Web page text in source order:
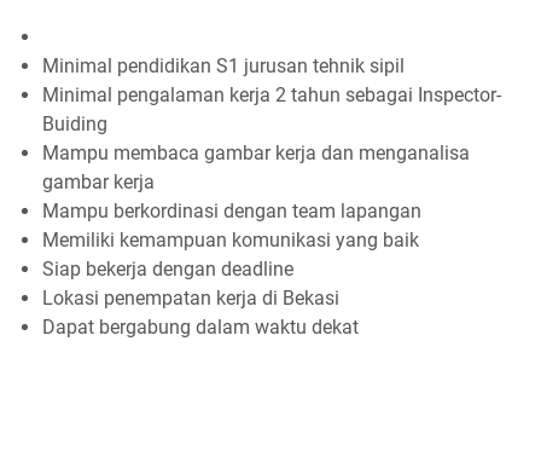
Minimal pendidikan S1 jurusan tehnik sipil
Minimal pengalaman kerja 2 tahun sebagai Inspector-
Buiding
Mampu membaca gambar kerja dan menganalisa
gambar kerja
Mampu berkordinasi dengan team lapangan
Memiliki kemampuan komunikasi yang baik
Siap bekerja dengan deadline
Lokasi penempatan kerja di Bekasi
Dapat bergabung dalam waktu dekat